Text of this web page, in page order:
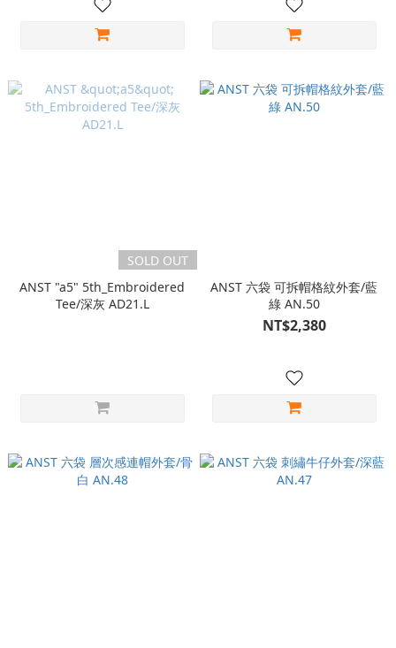
SOLD OUT
ANST "a5" 5th_Embroidered
Tee/深灰 AD21.L
ANST 六袋 可拆帽格紋外套/藍
綠 AN.50
NT$2,380